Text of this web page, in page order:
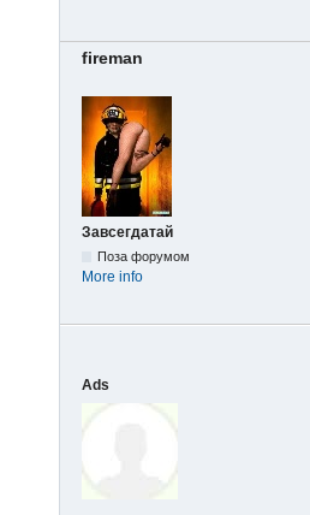
fireman
Завсегдатай
Поза форумом
More info
Ads